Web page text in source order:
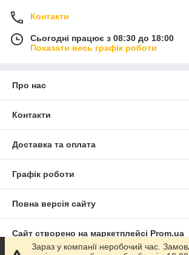
Контакти
Сьогодні працює з 08:30 до 18:00
Показати весь графік роботи
Про нас
Контакти
Доставка та оплата
Графік роботи
Повна версія сайту
Сайт створено на маркетплейсі Prom.ua
Зараз у компанії неробочий час.